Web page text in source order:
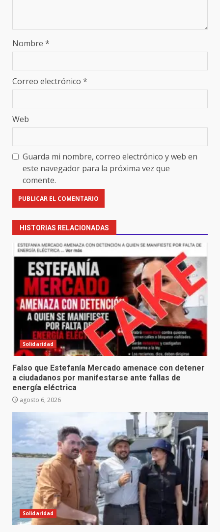
Nombre *
Correo electrónico *
Web
Guarda mi nombre, correo electrónico y web en
este navegador para la próxima vez que
comente.
HISTORIAS RELACIONADAS
Solidaridad
Falso que Estefanía Mercado amenace con detener
a ciudadanos por manifestarse ante fallas de
energía eléctrica
agosto 6, 2026
Solidaridad